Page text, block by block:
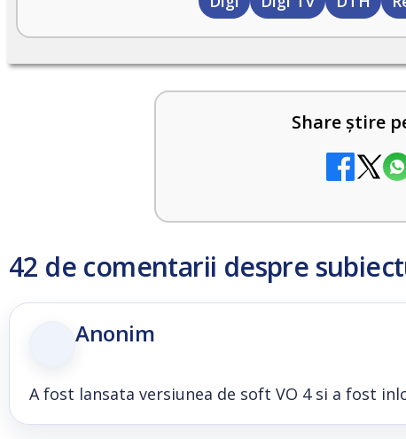
Share știre
42 de comentarii despre
Anonim
A fost lansata versiunea de soft VO 4 si a fost